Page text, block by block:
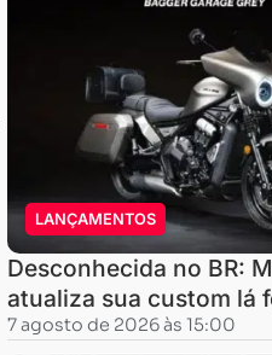
LANÇAMENTOS
Desconhecida no BR:
atualiza sua custom lá
7 agosto de 2026 às 15:00